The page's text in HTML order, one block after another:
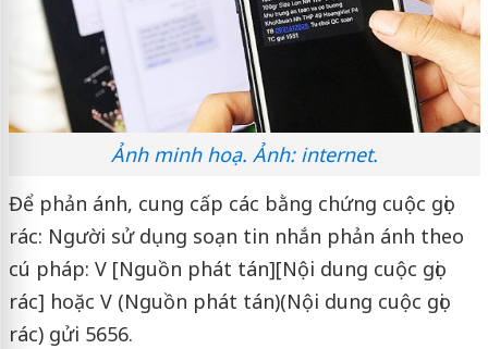
Ảnh minh hoạ. Ảnh: internet.
Để phản ánh, cung cấp các bằng chứng cuộc gọi
rác: Người sử dụng soạn tin nhắn phản ánh theo
cú pháp: V [Nguồn phát tán][Nội dung cuộc gọi
rác] hoặc V (Nguồn phát tán)(Nội dung cuộc gọi
rác) gửi 5656.